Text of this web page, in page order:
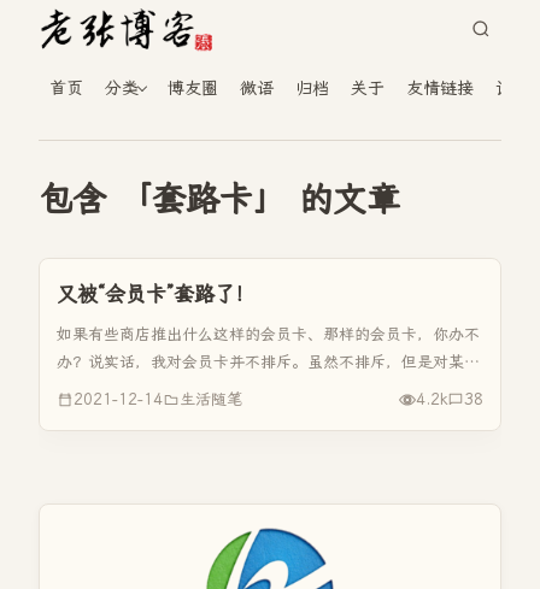
首页 分类 博友圈 微语 归档 关于 友情链接 读者
包含 「套路卡」 的文章
又被“会员卡”套路了！
如果有些商店推出什么这样的会员卡、那样的会员卡，你办不
办？说实话，我对会员卡并不排斥。虽然不排斥，但是对某些
商店必须要仔细甄别才行。 去年小区门口开了一张狗肉火锅
2021-12-14 生活随笔 4.2k 38